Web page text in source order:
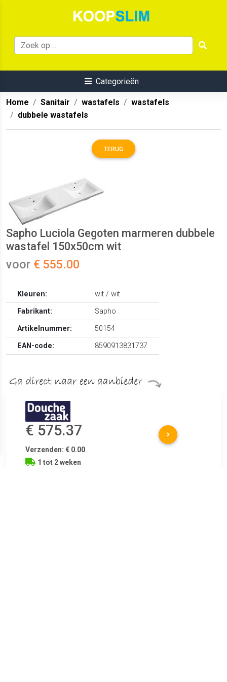
Categorieën
Home Sanitair wastafels
wastafels
dubbele wastafels
TERUG
Sapho Luciola Gegoten marmeren dubbele
wastafel 150x50cm wit
voor € 555.00
Kleuren:
wit / wit
Fabrikant:
Sapho
Artikelnummer:
50154
EAN-code:
8590913831737
€ 575.37
Verzenden: € 0.00
1 tot 2 weken